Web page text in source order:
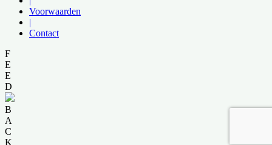
Voorwaarden
|
Contact
F
E
E
D
B
A
C
K